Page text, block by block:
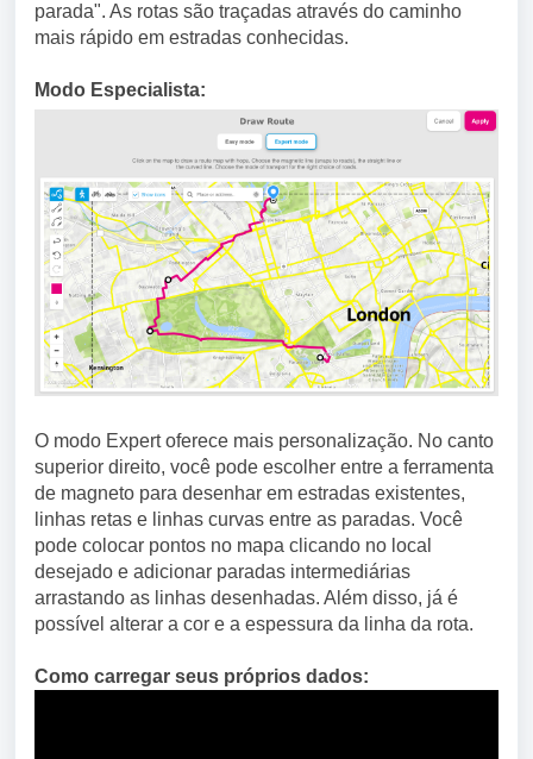
parada". As rotas são traçadas através do caminho
mais rápido em estradas conhecidas.
Modo Especialista:
O modo Expert oferece mais personalização. No canto
superior direito, você pode escolher entre a ferramenta
de magneto para desenhar em estradas existentes,
linhas retas e linhas curvas entre as paradas. Você
pode colocar pontos no mapa clicando no local
desejado e adicionar paradas intermediárias
arrastando as linhas desenhadas. Além disso, já é
possível alterar a cor e a espessura da linha da rota.
Como carregar seus próprios dados: